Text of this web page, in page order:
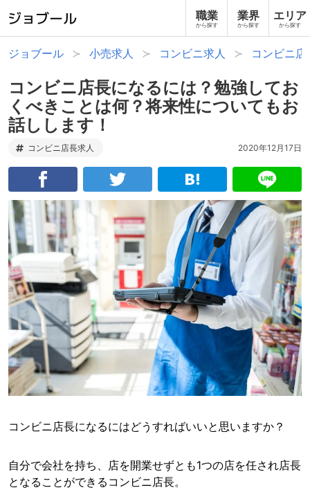
職業
から探す
業界
から探す
エリア
から探す
ジョブール 小売求人 コンビニ求人 コンビニ店
コンビニ店長になるには？勉強してお
くべきことは何？将来性についてもお
話しします！
コンビニ店長求人 2020年12月17日
コンビニ店長になるにはどうすればいいと思いますか？
自分で会社を持ち、店を開業せずとも1つの店を任され店長
となることができるコンビニ店長。